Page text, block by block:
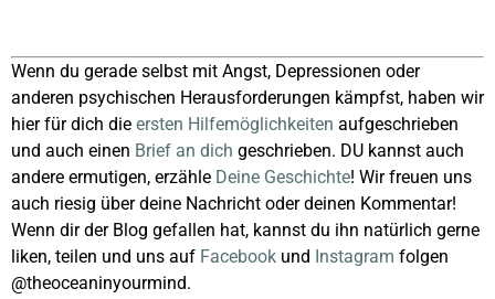
Wenn du gerade selbst mit Angst, Depressionen oder
anderen psychischen Herausforderungen kämpfst, haben wir
hier für dich die ersten Hilfemöglichkeiten aufgeschrieben
und auch einen Brief an dich geschrieben. DU kannst auch
andere ermutigen, erzähle Deine Geschichte! Wir freuen uns
auch riesig über deine Nachricht oder deinen Kommentar!
Wenn dir der Blog gefallen hat, kannst du ihn natürlich gerne
liken, teilen und uns auf Facebook und Instagram folgen
@theoceaninyourmind.